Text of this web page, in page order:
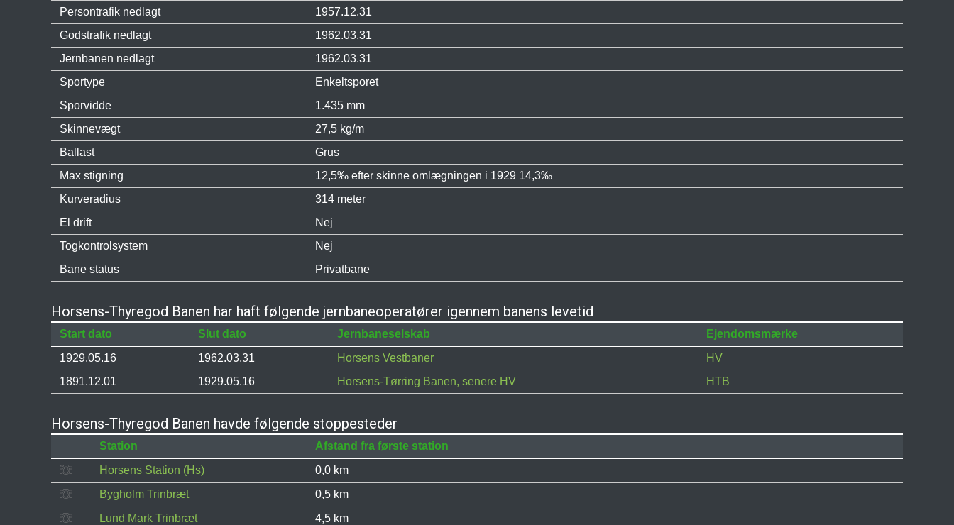
Persontrafik nedlagt
1957.12.31
Godstrafik nedlagt
1962.03.31
Jernbanen nedlagt
1962.03.31
Sportype
Enkeltsporet
Sporvidde
1.435 mm
Skinnevægt
27,5 kg/m
Ballast
Grus
Max stigning
12,5‰ efter skinne omlægningen i 1929 14,3‰
Kurveradius
314 meter
El drift
Nej
Togkontrolsystem
Nej
Bane status
Privatbane
Horsens-Thyregod Banen har haft følgende jernbaneoperatører igennem banens levetid
Start dato Slut dato Jernbaneselskab
Ejendomsmærke
1929.05.16
1962.03.31 Horsens Vestbaner
HV
1891.12.01
1929.05.16 Horsens-Tørring Banen, senere HV HTB
Horsens-Thyregod Banen havde følgende stoppesteder
Station
Afstand fra første station
Horsens Station (Hs)
0,0 km
Bygholm Trinbræt
0,5 km
Lund Mark Trinbræt
4,5 km